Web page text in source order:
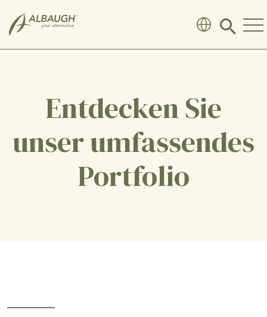
Click
search
Entdecken Sie
unser umfassendes
Portfolio